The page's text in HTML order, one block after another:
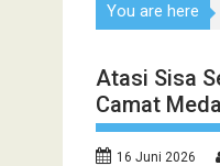
You are here
Atasi Sisa
Camat
16 Juni 2026